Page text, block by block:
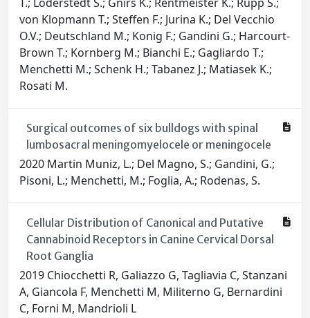
von Klopmann T.; Steffen F.; Jurina K.; Del Vecchio
O.V.; Deutschland M.; Konig F.; Gandini G.; Harcourt-
Brown T.; Kornberg M.; Bianchi E.; Gagliardo T.;
Menchetti M.; Schenk H.; Tabanez J.; Matiasek K.;
Rosati M.
Surgical outcomes of six bulldogs with spinal
lumbosacral meningomyelocele or meningocele
2020 Martin Muniz, L.; Del Magno, S.; Gandini, G.;
Pisoni, L.; Menchetti, M.; Foglia, A.; Rodenas, S.
Cellular Distribution of Canonical and Putative
Cannabinoid Receptors in Canine Cervical Dorsal
Root Ganglia
2019 Chiocchetti R, Galiazzo G, Tagliavia C, Stanzani
A, Giancola F, Menchetti M, Militerno G, Bernardini
C, Forni M, Mandrioli L